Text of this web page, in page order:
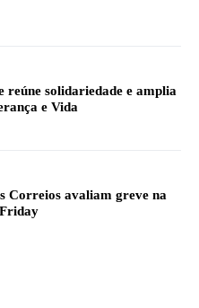
reúne solidariedade e amplia
e Vida
Correios avaliam greve na